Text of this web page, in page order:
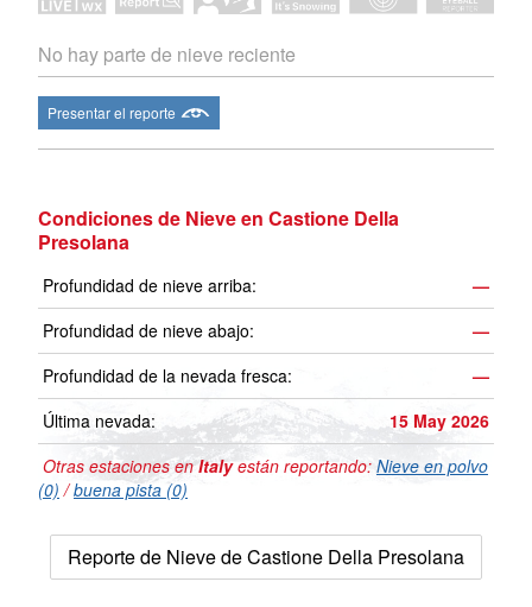
No hay parte de nieve reciente
Presentar el reporte
Condiciones de Nieve en Castione Della
Presolana
Profundidad de nieve arriba:
—
Profundidad de nieve abajo:
—
Profundidad de la nevada fresca:
—
Última nevada:
15 May 2026
Otras estaciones enItalyestán reportando: Nieve en polvo
(0) /buena pista (0)
Reporte de Nieve de Castione Della Presolana